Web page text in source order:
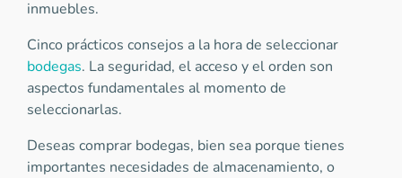
inmuebles.
Cinco prácticos consejos a la hora de seleccionar
bodegas. La seguridad, el acceso y el orden son
aspectos fundamentales al momento de
seleccionarlas.
Deseas comprar bodegas, bien sea porque tienes
importantes necesidades de almacenamiento, o